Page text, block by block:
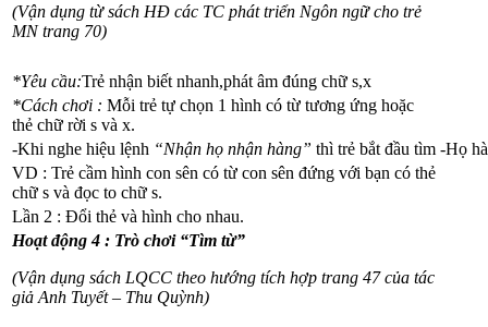
(Vận dụng từ sách HĐ các TC phát triển Ngôn ngữ cho trẻ
MN trang 70)
*Yêu cầu:Trẻ nhận biết nhanh,phát âm đúng chữ s,x
*Cách chơi : Mỗi trẻ tự chọn 1 hình có từ tương ứng hoặc
thẻ chữ rời s và x.
-Khi nghe hiệu lệnh “Nhận họ nhận hàng” thì trẻ bắt đầu tìm -Họ
VD : Trẻ cầm hình con sên có từ con sên đứng với bạn có thẻ
chữ s và đọc to chữ s.
Lần 2 : Đổi thẻ và hình cho nhau.
Hoạt động 4 : Trò chơi “Tìm từ”
(Vận dụng sách LQCC theo hướng tích hợp trang 47 của tác
giả Anh Tuyết – Thu Quỳnh)